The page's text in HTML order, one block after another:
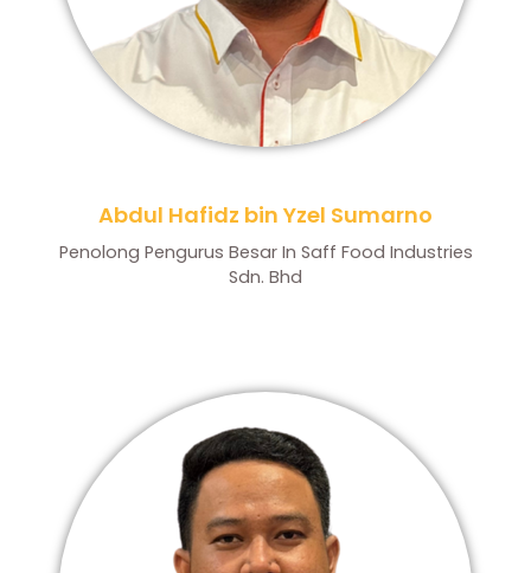
Abdul Hafidz bin Yzel Sumarno
Penolong Pengurus Besar In Saff Food Industries
Sdn. Bhd